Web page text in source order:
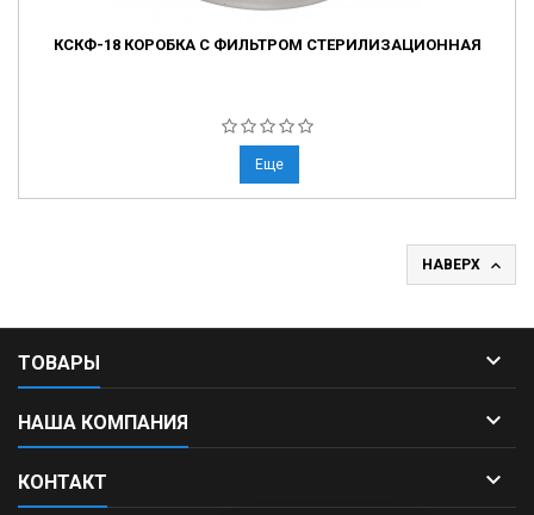
КСКФ-18 КОРОБКА С ФИЛЬТРОМ СТЕРИЛИЗАЦИОННАЯ
Еще
НАВЕРХ 
ТОВАРЫ 
НАША КОМПАНИЯ 
КОНТАКТ 